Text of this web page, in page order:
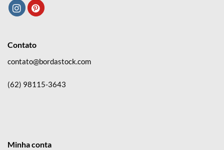
Minha conta
Contato
contato@bordastock.com
(62) 98115-3643